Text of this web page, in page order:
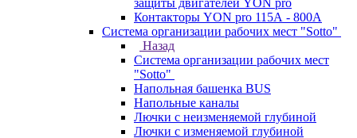
защиты двигателей YON pro
Контакторы YON pro 115А - 800А
Система организации рабочих мест "Sotto"
Назад
Система организации рабочих мест
"Sotto"
Напольная башенка BUS
Напольные каналы
Лючки с неизменяемой глубиной
Лючки с изменяемой глубиной